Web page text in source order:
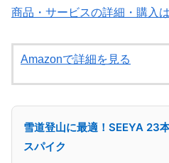
商品・サービスの詳細・購入
Amazonで詳細を見る
雪道登山に最適！SEEYA 23
スパイク